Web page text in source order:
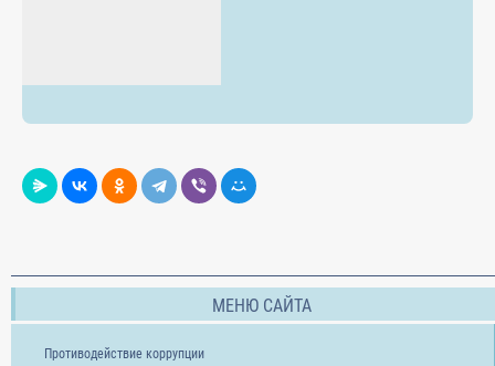
МЕНЮ САЙТА
Противодействие коррупции